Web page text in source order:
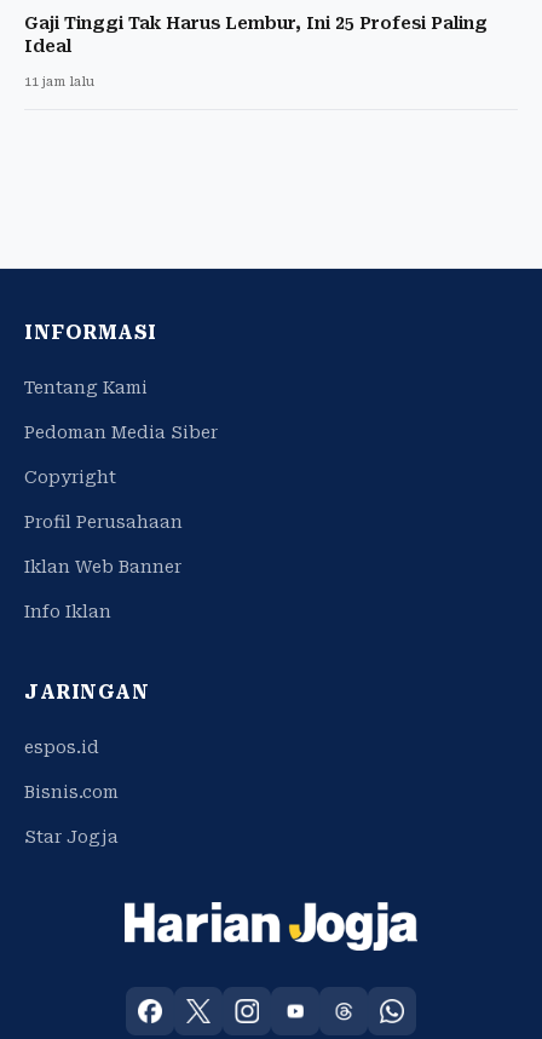
Gaji Tinggi Tak Harus Lembur, Ini 25 Profesi Paling
Ideal
11 jam lalu
INFORMASI
Tentang Kami
Pedoman Media Siber
Copyright
Profil Perusahaan
Iklan Web Banner
Info Iklan
JARINGAN
espos.id
Bisnis.com
Star Jogja